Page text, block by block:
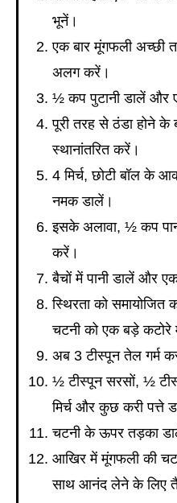
भूनें।
एक बार मूंगफली अच्छी
अलग करें।
½ कप पुटानी डालें और
पूरी तरह से ठंडा होने के
स्थानांतरित करें।
4 मिर्च, छोटी बॉल के
नमक डालें।
इसके अलावा, ½ कप
करें।
बैचों में पानी डालें और
स्थिरता को
चटनी को एक बड़े कटोरे
अब 3 टीस्पून तेल गर्म
½ टीस्पून सरसों, ½
मिर्च और कुछ करी पत्ते
चटनी के ऊपर तड़का
आखिर में मूंगफली की
साथ आनंद लेने के लिए